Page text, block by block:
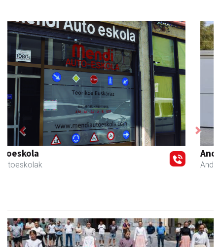
Andoaingo AEK euskaltegia
Andoain - Euskaltegiak
Previous Next